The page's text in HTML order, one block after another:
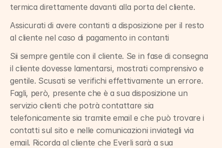
termica direttamente davanti alla porta del cliente.
Assicurati di avere contanti a disposizione per il resto
al cliente nel caso di pagamento in contanti
Sii sempre gentile con il cliente. Se in fase di consegna
il cliente dovesse lamentarsi, mostrati comprensivo e
gentile. Scusati se verifichi effettivamente un errore.
Fagli, però, presente che è a sua disposizione un
servizio clienti che potrà contattare sia
telefonicamente sia tramite email e che può trovare i
contatti sul sito e nelle comunicazioni inviategli via
email. Ricorda al cliente che Everli sarà a sua